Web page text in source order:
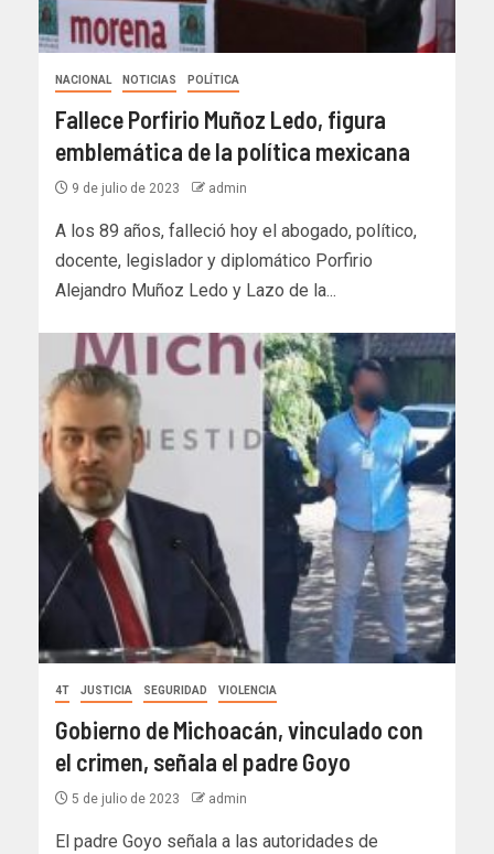
NACIONAL NOTICIAS POLÍTICA
Fallece Porfirio Muñoz Ledo, figura
emblemática de la política mexicana
9 de julio de 2023 admin
A los 89 años, falleció hoy el abogado, político,
docente, legislador y diplomático Porfirio
Alejandro Muñoz Ledo y Lazo de la...
4T JUSTICIA SEGURIDAD VIOLENCIA
Gobierno de Michoacán, vinculado con
el crimen, señala el padre Goyo
5 de julio de 2023 admin
El padre Goyo señala a las autoridades de